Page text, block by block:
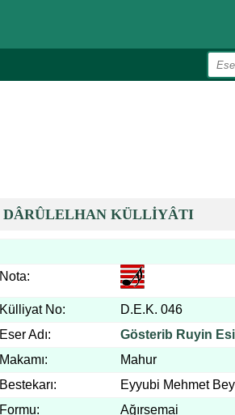
DÂRÛLELHAN KÜLLİYÂTI
Nota:
Külliyat No:
D.E.K. 046
Eser Adı:
Gösterib Ruyin
Makamı:
Mahur
Bestekarı:
Eyyubi Mehmet Bey
Formu:
Ağırsemai